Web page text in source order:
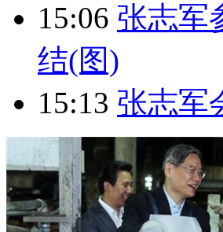
15:06 张志军
结(图)
15:13 张志军